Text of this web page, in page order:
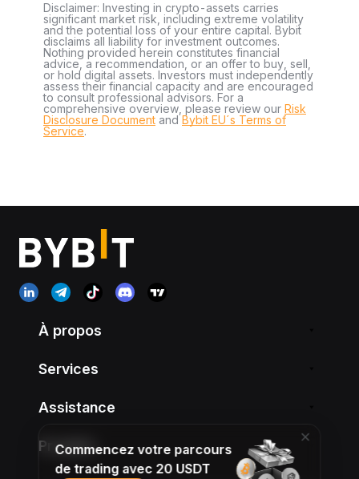
Disclaimer: Investing in crypto-assets carries
significant market risk, including extreme volatility
and the potential loss of your entire capital. Bybit
disclaims all liability for investment outcomes.
Nothing provided herein constitutes financial
advice, a recommendation, or an offer to buy, sell,
or hold digital assets. Investors must independently
assess their financial capacity and are encouraged
to consult professional advisors. For a
comprehensive overview, please review our Risk
Disclosure Document andBybit EU´s Terms of
Service.
À propos
Services
Assistance
Produits
Commencez votre parcours
de trading avec 20 USDT